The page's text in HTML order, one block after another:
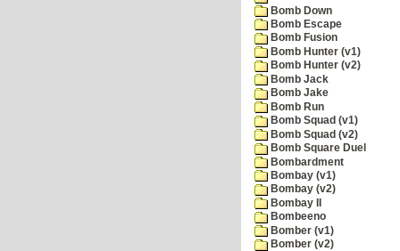
Bomb Down
Bomb Escape
Bomb Fusion
Bomb Hunter (v1)
Bomb Hunter (v2)
Bomb Jack
Bomb Jake
Bomb Run
Bomb Squad (v1)
Bomb Squad (v2)
Bomb Square Duel
Bombardment
Bombay (v1)
Bombay (v2)
Bombay II
Bombeeno
Bomber (v1)
Bomber (v2)